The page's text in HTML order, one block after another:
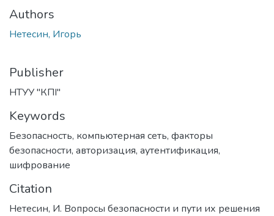
Authors
Нетесин, Игорь
Publisher
НТУУ "КПІ"
Keywords
Безопасность, компьютерная сеть, факторы
безопасности, авторизация, аутентификация,
шифрование
Citation
Нетесин, И. Вопросы безопасности и пути их решения